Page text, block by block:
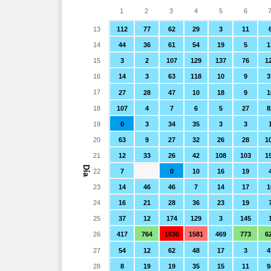
Día
112 77 62 29 3 11
44 36 61 54 19 5
3 2 107 129 137 76
14 3 63 118 10 9
27 28 47 10 18 9
107 4 7 6 5 27
0 3 34 35 3 3
63 9 27 32 26 28
12 33 26 42 108 103
7 0 10 16 19
14 46 46 7 14 17
16 21 28 36 23 19
37 12 174 129 3 145
417 764 1630 1581 469 773
54 12 62 48 17 3
8 19 19 35 15 11
1 2 3 4 5 6 7
13
14
15
16
17
18
19
20
21
22
23
24
25
26
27
28